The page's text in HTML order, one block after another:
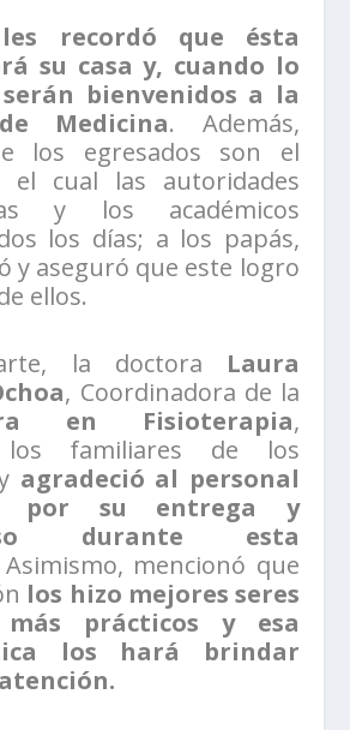
les recordó que ésta
su casa y, cuando lo
bienvenidos a la
Medicina. Además,
los egresados son el
el cual las autoridades
y los académicos
los días; a los papás,
y aseguró que este logro
ellos.
la doctora Laura
, Coordinadora de la
en Fisioterapia,
familiares de los
agradeció al personal
por su entrega y
durante esta
Asimismo, mencionó que
los hizo mejores seres
más prácticos y esa
los hará brindar